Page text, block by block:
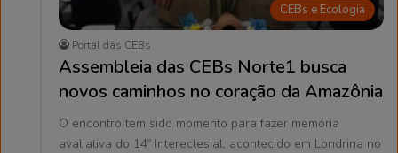
CEBs e Ecologia
Portal das CEBs
Assembleia das CEBs Norte1 busca
novos caminhos no coração da Amazônia
O encontro tem sido momento para fazer memória
avaliativa do 14º Intereclesial, acontecido em Londrina no